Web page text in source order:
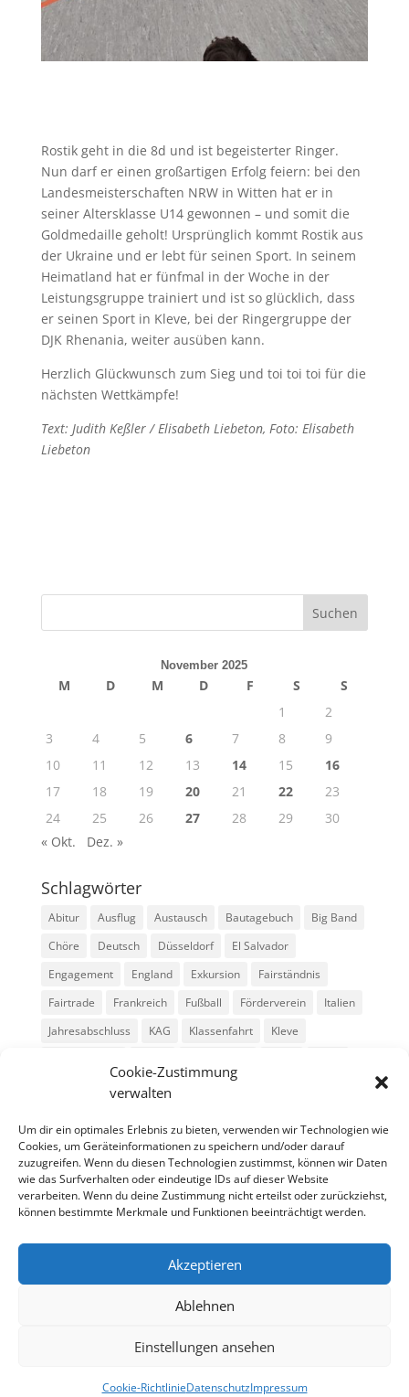
Cookie-Zustimmung
verwalten
Um dir ein optimales Erlebnis zu bieten, verwenden wir Technologien wie
Cookies, um Geräteinformationen zu speichern und/oder darauf
zuzugreifen. Wenn du diesen Technologien zustimmst, können wir Daten
wie das Surfverhalten oder eindeutige IDs auf dieser Website
verarbeiten. Wenn du deine Zustimmung nicht erteilst oder zurückziehst,
können bestimmte Merkmale und Funktionen beeinträchtigt werden.
Akzeptieren
Ablehnen
Einstellungen ansehen
Cookie-RichtlinieDatenschutzImpressum
Rostik geht in die 8d und ist begeisterter Ringer.
Nun darf er einen großartigen Erfolg feiern: bei den
Landesmeisterschaften NRW in Witten hat er in
seiner Altersklasse U14 gewonnen – und somit die
Goldmedaille geholt! Ursprünglich kommt Rostik aus
der Ukraine und er lebt für seinen Sport. In seinem
Heimatland hat er fünfmal in der Woche in der
Leistungsgruppe trainiert und ist so glücklich, dass
er seinen Sport in Kleve, bei der Ringergruppe der
DJK Rhenania, weiter ausüben kann.
Herzlich Glückwunsch zum Sieg und toi toi toi für die
nächsten Wettkämpfe!
Text: Judith Keßler / Elisabeth Liebeton, Foto: Elisabeth
Liebeton
November 2025
M D M D F S
S
1
2
3
4 5 6 7 8
9
10
11 12 13 14 15
16
17
18 19 20 21 22
23
24
25 26 27 28 29
30
« Okt.
Dez. »
Schlagwörter
Abitur Ausflug Austausch Bautagebuch
Big Band
Chöre
Deutsch Düsseldorf
El Salvador
Engagement
England Exkursion
Fairständnis
Fairtrade
Frankreich Fußball Förderverein
Italien
Jahresabschluss
KAG Klassenfahrt
Kleve
Musik
Sport
Stadtradeln SV
Tag der offenen Tür
Theater
USA Weihnachten WPU Xanten